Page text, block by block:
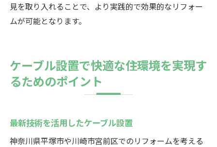
見を取り入れることで、より実践的で効果的なリフォー
ムが可能となります。
ケーブル設置で快適な住環境を実現す
るためのポイント
最新技術を活用したケーブル設置
神奈川県平塚市や川崎市宮前区でのリフォームを考える